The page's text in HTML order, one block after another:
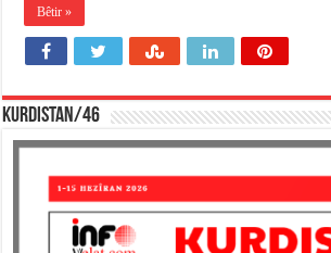
Bêtir »
KURDISTAN/46